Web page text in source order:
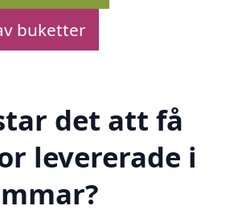
buketter
det att få
levererade i